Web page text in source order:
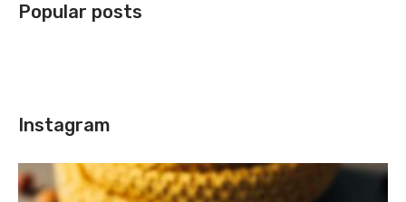
Popular posts
Instagram